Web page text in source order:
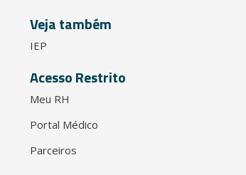
Veja também
IEP
Acesso Restrito
Meu RH
Portal Médico
Parceiros